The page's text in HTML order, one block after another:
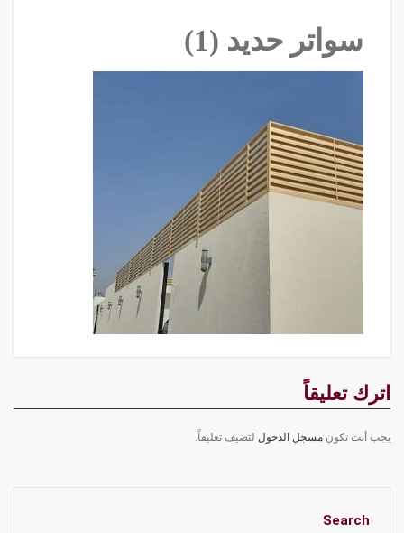
سواتر حديد (1)
اترك تعليقاً
يجب أنت تكون مسجل الدخول لتضيف تعليقاً.
Search